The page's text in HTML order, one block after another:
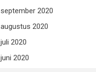
september 2020
augustus 2020
juli 2020
juni 2020